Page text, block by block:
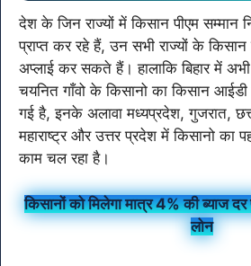
देश के जिन राज्यों में किसान पीएम सम्मान
प्राप्त कर रहे हैं, उन सभी राज्यों के
अप्लाई कर सकते हैं। हालाकि बिहार में
चयनित गाँवो के किसानो का किसान
गई है, इनके अलावा मध्यप्रदेश, गुजरात,
महाराष्ट्र और उत्तर प्रदेश में किसानो का
काम चल रहा है।
किसानों को मिलेगा मात्र 4% की ब्याज
लोन